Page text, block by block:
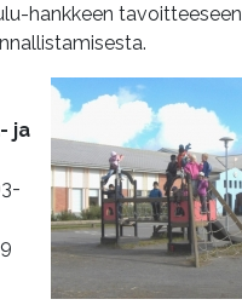
hankkeen tavoitteeseen
ja